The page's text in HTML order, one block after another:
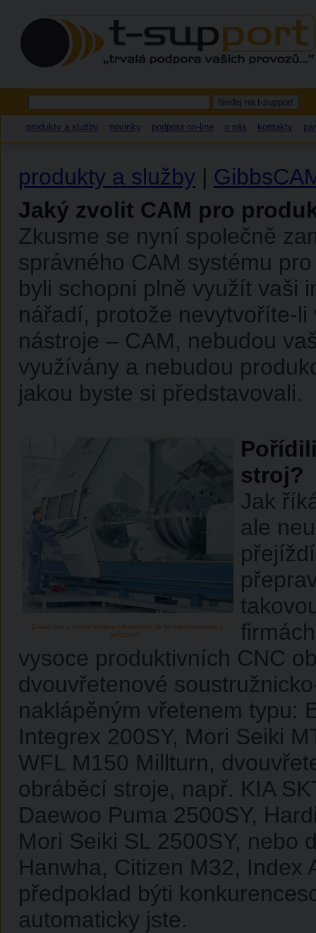
produkty a služby novinky podpora on-line o nás kontakty
produkty a služby |
Jaký zvolit CAM pro
Zkusme se nyní společně
správného CAM systému
byli schopni plně využít vaši
nářadí, protože nevytvoříte-
nástroje – CAM, nebudou
využívány a nebudou
jakou byste si představovali.
Získali jste s novým strojem i dovednost jak ho naprogramovat a
seřizovat?
stroj?
Jak
ale
vysoce produktivních CNC
dvouvřetenové
naklápěným vřetenem typu:
Integrex 200SY, Mori Seiki
WFL M150 Millturn,
obráběcí stroje, např. KIA
Daewoo Puma 2500SY,
Mori Seiki SL 2500SY, nebo
Hanwha, Citizen M32, Index
předpoklad býti
automaticky jste.